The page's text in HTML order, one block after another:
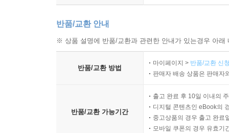
반품/교환 안내
※ 상품 설명에 반품/교환과 관련한 안내가 있는경우 아
반품/교환 방법
마이페이지 > 반품/교환 신
판매자 배송 상품은 판매자
반품/교환 가능기간
출고 완료 후 10일 이내의
디지털 콘텐츠인 eBook의
중고상품의 경우 출고 완료
모바일 쿠폰의 경우 유효기